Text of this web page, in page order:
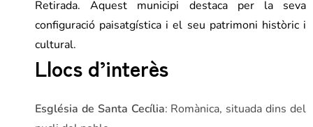
Retirada. Aquest municipi destaca per la seva
configuració paisatgística i el seu patrimoni històric i
cultural.
Llocs d’interès
Església de Santa Cecília: Romànica, situada dins del